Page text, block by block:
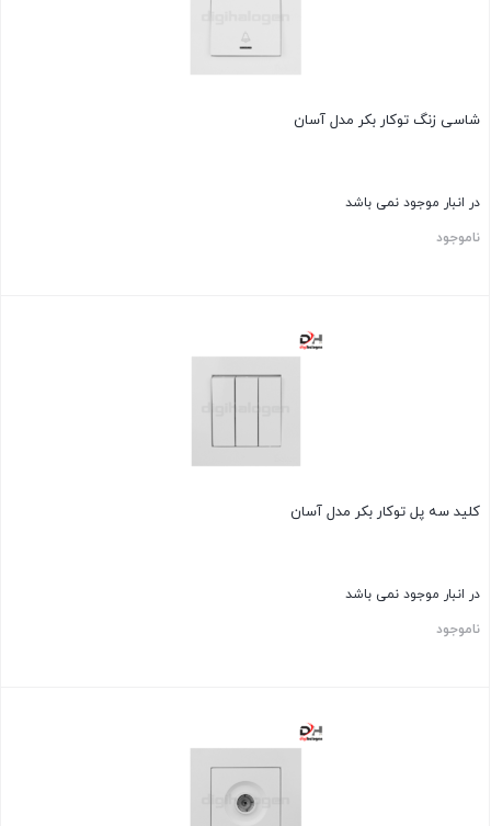
شاسی زنگ توکار بکر مدل آسان
در انبار موجود نمی باشد
ناموجود
کلید سه پل توکار بکر مدل آسان
در انبار موجود نمی باشد
ناموجود